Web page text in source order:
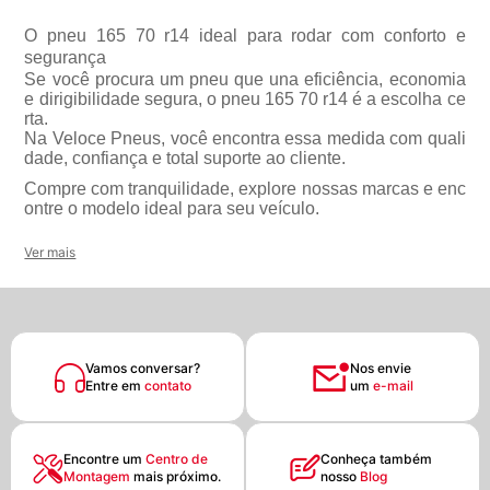
O pneu 165 70 r14 ideal para rodar com conforto e
segurança
Se você procura um pneu que una eficiência, economia
e dirigibilidade segura, o pneu 165 70 r14 é a escolha ce
rta.
Na Veloce Pneus, você encontra essa medida com quali
dade, confiança e total suporte ao cliente.
Compre com tranquilidade, explore nossas marcas e enc
ontre o modelo ideal para seu veículo.
Ver mais
Vamos conversar?
Entre em contato
Nos envie
um e-mail
Encontre umCentro de
Montagemmais próximo.
Conheça também
nosso Blog